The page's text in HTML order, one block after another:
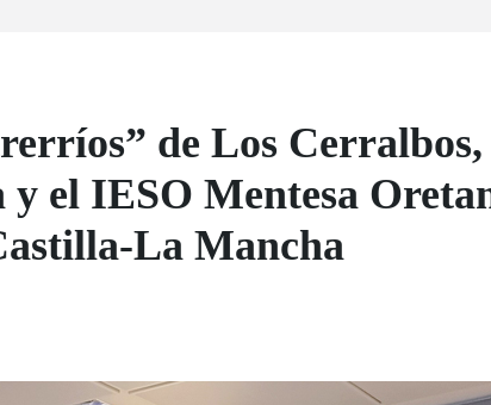
de Los
y el IESO Mentesa
La Mancha